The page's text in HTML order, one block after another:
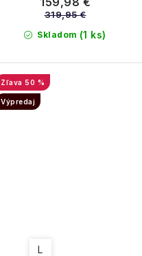
Skladom (1 ks)
319,95 €
50 %
Výpredaj
L